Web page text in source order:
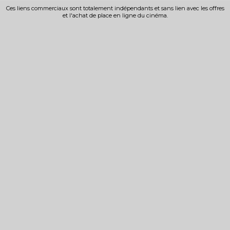
Ces liens commerciaux sont totalement indépendants et sans lien avec les offres
et l'achat de place en ligne du cinéma.